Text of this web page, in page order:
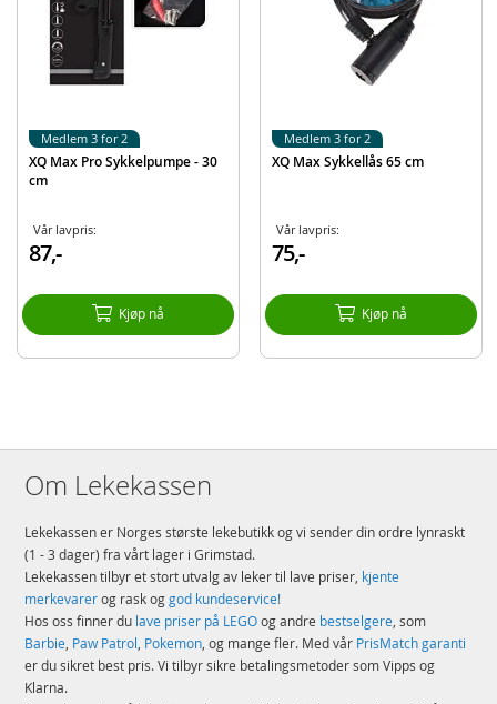
XQ Max Pro Sykkelpumpe - 30
cm
Vår lavpris:
87,-
Kjøp nå
Medlem 3 for 2
XQ Max Sykkellås 65 cm
Vår lavpris:
75,-
Kjøp nå
Medlem 3 for 2
Om Lekekassen
Lekekassen er Norges største lekebutikk og vi sender din ordre lynraskt
(1 - 3 dager) fra vårt lager i Grimstad.
Lekekassen tilbyr et stort utvalg av leker til lave priser, kjente
merkevarerog rask oggod kundeservice!
Hos oss finner du lave priser på LEGOog andre bestselgere, som
Barbie, Paw Patrol, Pokemon, og mange fler. Med vår PrisMatch garanti
er du sikret best pris. Vi tilbyr sikre betalingsmetoder som Vipps og
Klarna.